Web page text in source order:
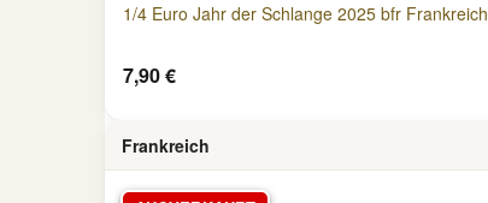
1/4 Euro Jahr der Schlange 2025 bfr Frankreich
7,90 €
Frankreich